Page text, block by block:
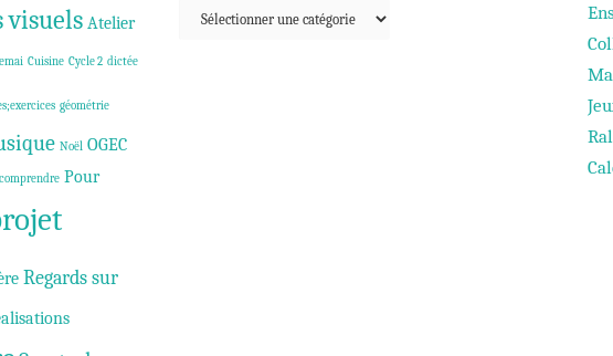
visuels Atelier
Cuisine Cycle 2 dictée
géométrie
Noël OGEC
Pour
Regards sur
Catégories